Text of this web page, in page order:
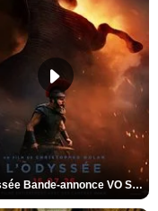
L'Odyssée Bande-annonce VO STFR